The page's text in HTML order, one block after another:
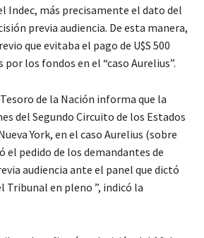
Indec, más precisamente el dato del
previa audiencia. De esta manera,
que evitaba el pago de U$S 500
los fondos en el “caso Aurelius”.
de la Nación informa que la
del Segundo Circuito de los Estados
York, en el caso Aurelius (sobre
el pedido de los demandantes de
audiencia ante el panel que dictó
Tribunal en pleno ”, indicó la